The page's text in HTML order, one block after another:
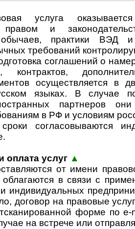
услуга
правом и
практики ВЭД и
требований
соглашений о
контрактов,
осуществляется в
языках. В случае
партнеров
в РФ и условиям
согласовываются
услуг ▲
от имени
в связи с
индивидуальных
договор на правовые
форме по
на встрече или